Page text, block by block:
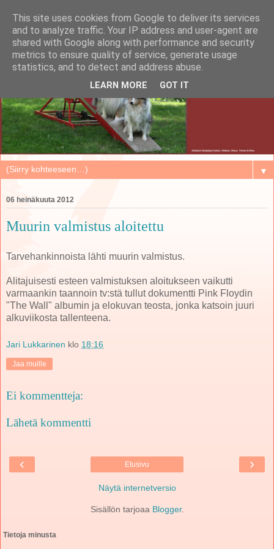
▼
06 heinäkuuta 2012
Muurin valmistus aloitettu
Tarvehankinnoista lähti muurin valmistus.
Alitajuisesti esteen valmistuksen aloitukseen vaikutti
varmaankin taannoin tv:stä tullut dokumentti Pink Floydin
"The Wall" albumin ja elokuvan teosta, jonka katsoin juuri
alkuviikosta tallenteena.
Jari Lukkarinen klo 18:16
Jaa muille
Ei kommentteja:
Lähetä kommentti
‹ ›
Etusivu
Näytä internetversio
Sisällön tarjoaa Blogger.
Tietoja minusta
This site uses cookies from Google to deliver its services
and to analyze traffic. Your IP address and user-agent are
shared with Google along with performance and security
metrics to ensure quality of service, generate usage
statistics, and to detect and address abuse.
LEARN MORE GOT IT